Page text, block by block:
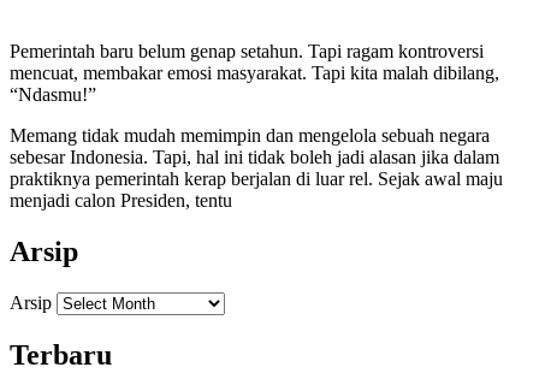
Pemerintah baru belum genap setahun. Tapi ragam kontroversi
mencuat, membakar emosi masyarakat. Tapi kita malah dibilang,
“Ndasmu!”
Memang tidak mudah memimpin dan mengelola sebuah negara
sebesar Indonesia. Tapi, hal ini tidak boleh jadi alasan jika dalam
praktiknya pemerintah kerap berjalan di luar rel. Sejak awal maju
menjadi calon Presiden, tentu
Arsip
Arsip
Terbaru